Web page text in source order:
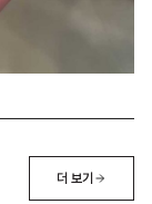
더 보기